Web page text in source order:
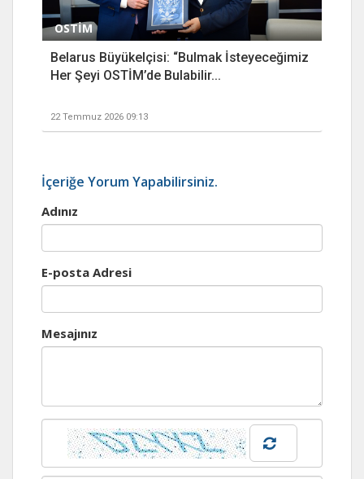
OSTİM
Belarus Büyükelçisi: “Bulmak İsteyeceğimiz
Her Şeyi OSTİM’de Bulabilir...
22 Temmuz 2026 09:13
İçeriğe Yorum Yapabilirsiniz.
Adınız
E-posta Adresi
Mesajınız